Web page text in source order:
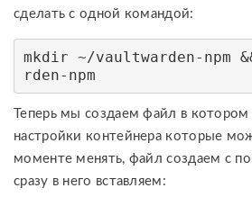
сделать с одной командой:
mkdir ~/vaultwarden-npm
rden-npm
Теперь мы создаем файл в
настройки контейнера которые
моменте менять, файл создаем с
сразу в него вставляем: